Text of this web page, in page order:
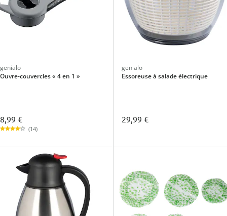
genialo
Ouvre-couvercles « 4 en 1 »
8,99 €
(14)
genialo
Essoreuse à salade électrique
29,99 €